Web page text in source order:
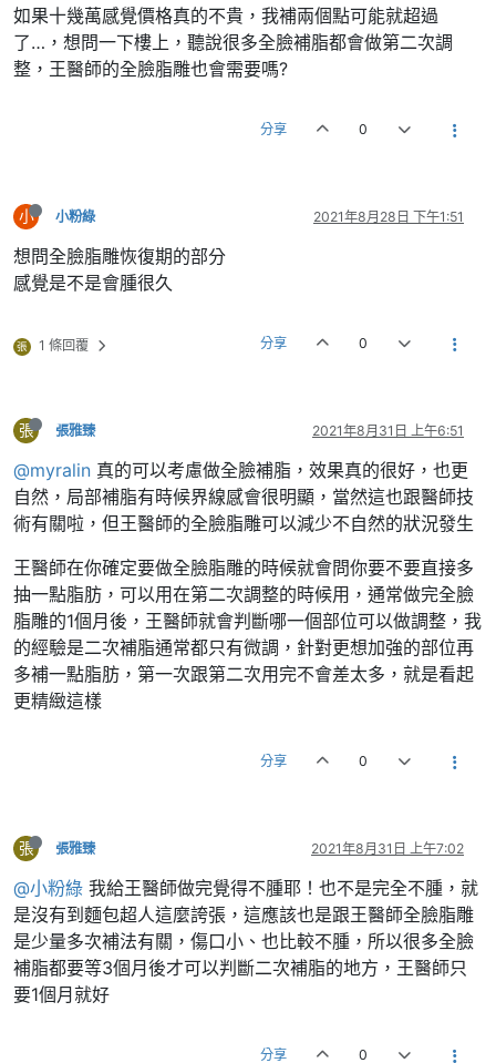
如果十幾萬感覺價格真的不貴，我補兩個點可能就超過
了…，想問一下樓上，聽說很多全臉補脂都會做第二次調
整，王醫師的全臉脂雕也會需要嗎?
分享 0
小 小粉綠 2021年8月28日 下午1:51
想問全臉脂雕恢復期的部分
感覺是不是會腫很久
張 1 條回覆 分享 0
張 張雅臻 2021年8月31日 上午6:51
@myralin 真的可以考慮做全臉補脂，效果真的很好，也更
自然，局部補脂有時候界線感會很明顯，當然這也跟醫師技
術有關啦，但王醫師的全臉脂雕可以減少不自然的狀況發生
王醫師在你確定要做全臉脂雕的時候就會問你要不要直接多
抽一點脂肪，可以用在第二次調整的時候用，通常做完全臉
脂雕的1個月後，王醫師就會判斷哪一個部位可以做調整，我
的經驗是二次補脂通常都只有微調，針對更想加強的部位再
多補一點脂肪，第一次跟第二次用完不會差太多，就是看起
更精緻這樣
分享 0
張 張雅臻 2021年8月31日 上午7:02
@小粉綠 我給王醫師做完覺得不腫耶！也不是完全不腫，就
是沒有到麵包超人這麼誇張，這應該也是跟王醫師全臉脂雕
是少量多次補法有關，傷口小、也比較不腫，所以很多全臉
補脂都要等3個月後才可以判斷二次補脂的地方，王醫師只
要1個月就好
分享 0